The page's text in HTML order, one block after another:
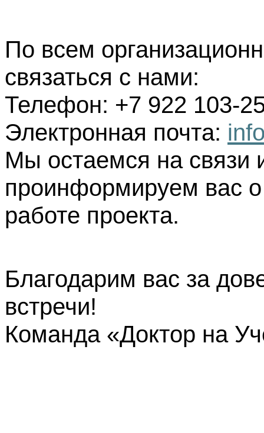
По всем
связаться с нами:
Телефон: +7 922 103-
Электронная почта:
Мы остаемся на связи
проинформируем вас
работе проекта.
Благодарим вас за
встречи!
Команда «Доктор на